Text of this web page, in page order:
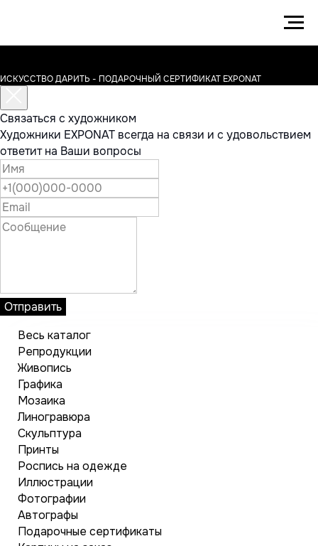
ИСКУССТВО ДАРИТЬ - ПОДАРОЧНЫЙ СЕРТИФИКАТ EXPONAT
Связаться с художником
Художники EXPONAT всегда на связи и с удовольствием
ответит на Ваши вопросы
Отправить
Весь каталог
Репродукции
Живопись
Графика
Мозаика
Линогравюра
Скульптура
Принты
Роспись на одежде
Иллюстрации
Фотографии
Автографы
Подарочные сертификаты